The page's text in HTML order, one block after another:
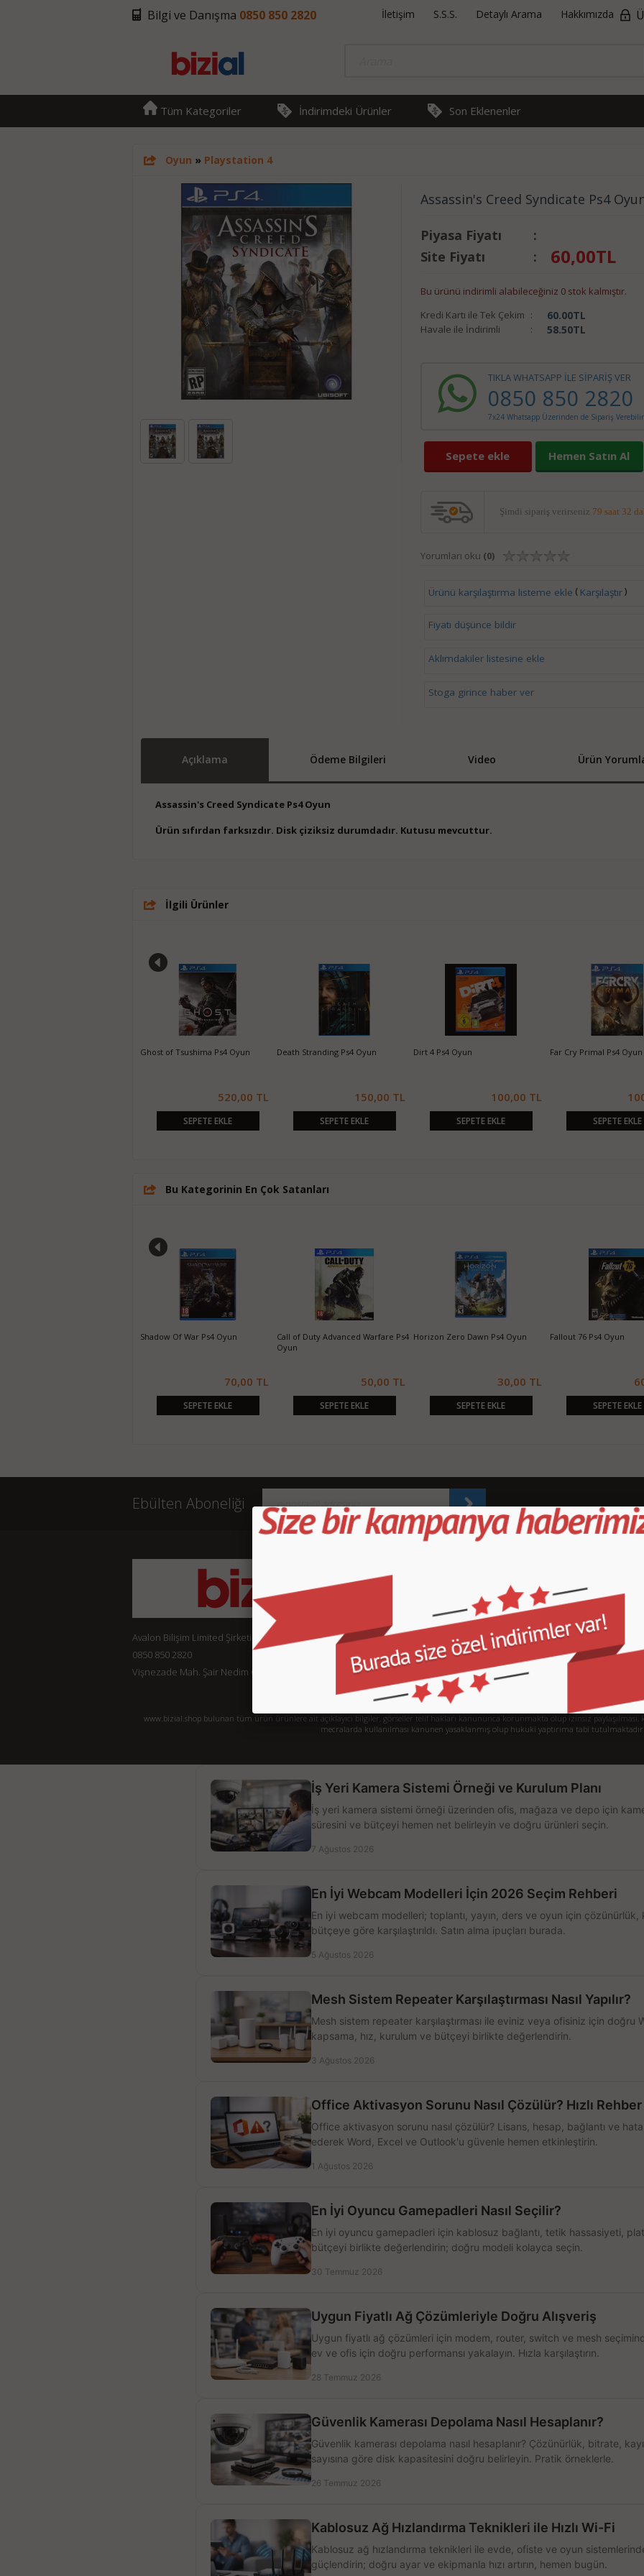
Bilgi ve Danışma 0850 850 2820 İletişim S.S.S. Detaylı Arama Hakkımızda
Tüm Kategoriler İndirimdeki Ürünler Son Eklenenler
Oyun » Playstation 4
Assassin's Creed Syndicate Ps4
Piyasa Fiyatı
:
Site Fiyatı
: 60,00TL
Bu ürünü indirimli alabileceğiniz 0 stok kalmıştır.
Kredi Kartı ile Tek Çekim : 60.00TL
Havale ile İndirimli : 58.50TL
TIKLA WHATSAPP İLE SİPARİŞ VER
0850 850 2820
7x24 Whatsapp Üzerinden de Sipariş
Sepete ekle Hemen Satın Al
Şimdi sipariş verirseniz 79 saat 32
Yorumları oku (0)
Ürünü karşılaştırma listeme ekle ( Karşılaştır)
Fiyatı düşünce bildir
Aklımdakiler listesine ekle
Stoga girince haber ver
Açıklama Ödeme Bilgileri Video Ürün
Assassin's Creed Syndicate Ps4 Oyun
Ürün sıfırdan farksızdır. Disk çiziksiz durumdadır. Kutusu mevcuttur.
İlgili Ürünler
Life is Strange Ps4 Oyun
410,00 TL
SEPETE EKLE
The Evil Within 2 Ps4 Oyun
420,00 TL
SEPETE EKLE
Final Fantasy Type-0 HD Ps4 Oyun
310,00 TL
SEPETE EKLE
The Last Guardian Ps4
SEPETE EKLE
Bu Kategorinin En Çok Satanları
Fifa 15 Ps4 Oyun
20,00 TL
SEPETE EKLE
Ghost of Tsushima Ps4 Oyun
520,00 TL
SEPETE EKLE
Life is Strange Ps4 Oyun
410,00 TL
SEPETE EKLE
inFamous Second Son
SEPETE EKLE
Ebülten Aboneliği
Avalon Bilişim Limited Şirketi
0850 850 2820
Vişnezade Mah. Şair Nedim Cad. Konak Ap. No:77/1 Beşiktaş - İstanbul
Sipariş Takibi
Gizlilik ve Kullanım Şartları
Kargo ve Taşıma Bilgileri
Garanti ve İade
Sistem Toplama
www.bizial.shop bulunan tüm ürün ürünlere ait açıklayıcı bilgiler, görseller telif hakları kanununca korunmakta olup izinsiz paylaşılması,
mecralarda kullanılması kanunen yasaklanmış olup hukuki yaptırıma tabi tutulmaktadır.
İş Yeri Kamera Sistemi Örneği ve Kurulum Planı
İş yeri kamera sistemi örneği üzerinden ofis, mağaza ve depo için
süresini ve bütçeyi hemen net belirleyin ve doğru ürünleri seçin.
7 Ağustos 2026
En İyi Webcam Modelleri İçin 2026 Seçim Rehberi
En iyi webcam modelleri; toplantı, yayın, ders ve oyun için çözünürlük,
bütçeye göre karşılaştırıldı. Satın alma ipuçları burada.
5 Ağustos 2026
Mesh Sistem Repeater Karşılaştırması Nasıl Yapılır?
Mesh sistem repeater karşılaştırması ile eviniz veya ofisiniz için doğru
kapsama, hız, kurulum ve bütçeyi birlikte değerlendirin.
3 Ağustos 2026
Office Aktivasyon Sorunu Nasıl Çözülür? Hızlı Rehber
Office aktivasyon sorunu nasıl çözülür? Lisans, hesap, bağlantı ve hata
ederek Word, Excel ve Outlook'u güvenle hemen etkinleştirin.
1 Ağustos 2026
En İyi Oyuncu Gamepadleri Nasıl Seçilir?
En iyi oyuncu gamepadleri için kablosuz bağlantı, tetik hassasiyeti,
bütçeyi birlikte değerlendirin; doğru modeli kolayca seçin.
30 Temmuz 2026
Uygun Fiyatlı Ağ Çözümleriyle Doğru Alışveriş
Uygun fiyatlı ağ çözümleri için modem, router, switch ve mesh
ev ve ofis için doğru performansı yakalayın. Hızla karşılaştırın.
28 Temmuz 2026
Güvenlik Kamerası Depolama Nasıl Hesaplanır?
Güvenlik kamerası depolama nasıl hesaplanır? Çözünürlük, bitrate,
sayısına göre disk kapasitesini doğru belirleyin. Pratik örneklerle.
26 Temmuz 2026
Kablosuz Ağ Hızlandırma Teknikleri ile Hızlı Wi-Fi
Kablosuz ağ hızlandırma teknikleri ile evde, ofiste ve oyun sistemlerinde
güçlendirin; doğru ayar ve ekipmanla hızı artırın, hemen bugün.